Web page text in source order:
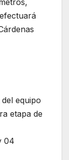
equipo
etapa de
04